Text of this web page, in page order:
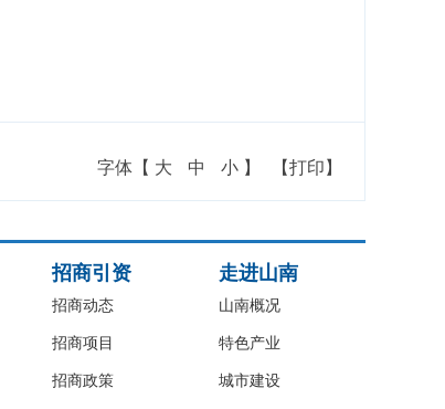
字体【 大 中 小 】 【打印】
招商引资
招商动态
招商项目
招商政策
走进山南
山南概况
特色产业
城市建设